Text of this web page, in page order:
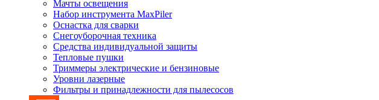
Мачты освещения
Набор инструмента MaxPiler
Оснастка для сварки
Снегоуборочная техника
Средства индивидуальной защиты
Тепловые пушки
Триммеры электрические и бензиновые
Уровни лазерные
Фильтры и принадлежности для пылесосов